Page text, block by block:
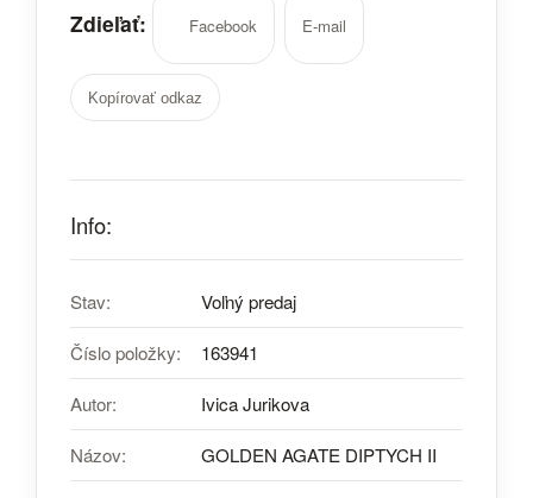
Zdieľať: Facebook E-mail
Kopírovať odkaz
Info:
Stav: Voľný predaj
Číslo položky: 163941
Autor: Ivica Jurikova
Názov: GOLDEN AGATE DIPTYCH II